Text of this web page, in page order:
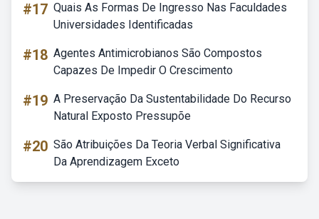
#17 Quais As Formas De Ingresso Nas Faculdades
Universidades Identificadas
#18 Agentes Antimicrobianos São Compostos
Capazes De Impedir O Crescimento
#19 A Preservação Da Sustentabilidade Do Recurso
Natural Exposto Pressupõe
#20 São Atribuições Da Teoria Verbal Significativa
Da Aprendizagem Exceto